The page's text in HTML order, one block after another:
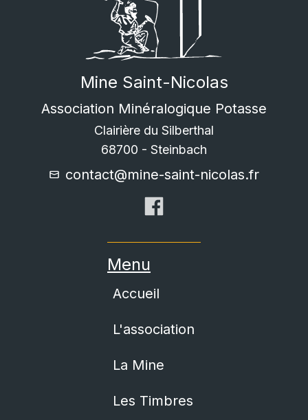
Mine Saint-Nicolas
Association Minéralogique Potasse
Clairière du Silberthal
68700 - Steinbach
contact@mine-saint-nicolas.fr
Menu
Accueil
L'association
La Mine
Les Timbres